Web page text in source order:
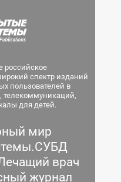
российское
спектр изданий
пользователей в
телекоммуникаций,
для детей.
мир
врач
журнал